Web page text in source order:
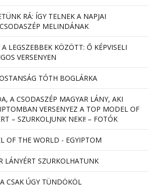
RÁ: ÍGY TELNEK A NAPJAI
MELINDÁNAK
LEGSZEBBEK KÖZÖTT: Ő KÉPVISELI
VERSENYEN
TÓTH BOGLÁRKA
A CSODASZÉP MAGYAR LÁNY, AKI
VERSENYEZ A TOP MODEL OF
– SZURKOLJUNK NEKI! – FOTÓK
OF THE WORLD - EGYIPTOM
LÁNYÉRT SZURKOLHATUNK
CSAK ÚGY TÜNDÖKÖL